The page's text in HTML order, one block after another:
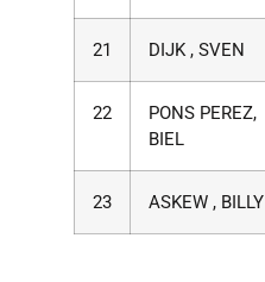
21 DIJK , SVEN
22
PONS PEREZ,
BIEL
23 ASKEW , BILLY